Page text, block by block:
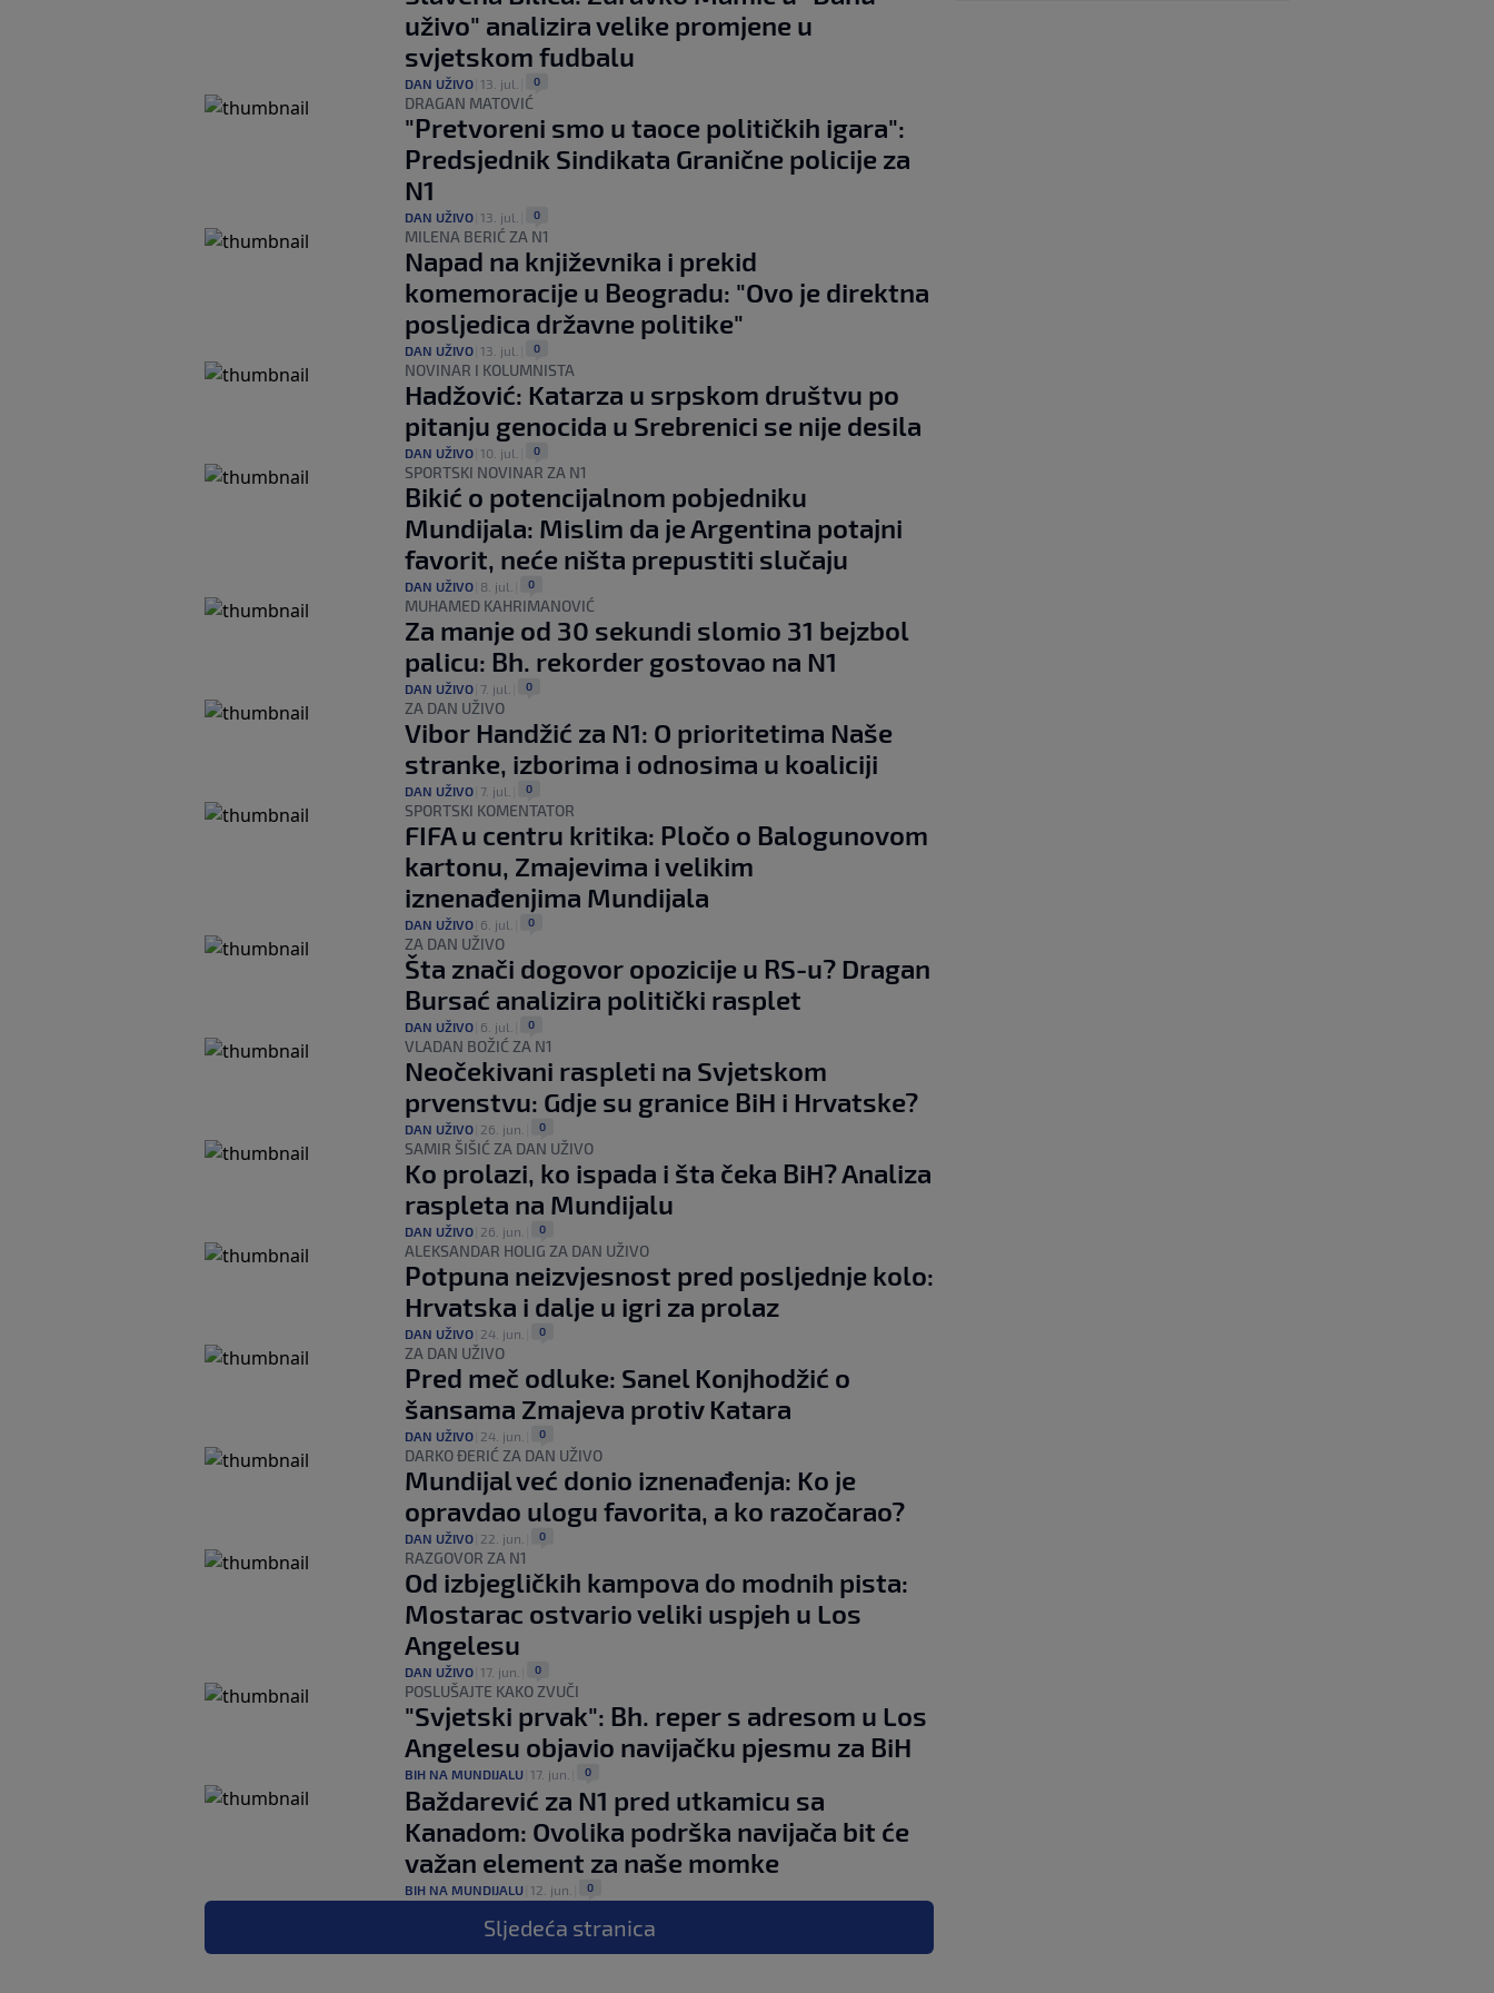
uživo" analizira velike promjene u
svjetskom fudbalu
DAN UŽIVO 13. jul. 0
DRAGAN MATOVIĆ
"Pretvoreni smo u taoce političkih igara":
Predsjednik Sindikata Granične policije za
N1
DAN UŽIVO 13. jul. 0
MILENA BERIĆ ZA N1
Napad na književnika i prekid
komemoracije u Beogradu: "Ovo je direktna
posljedica državne politike"
DAN UŽIVO 13. jul. 0
NOVINAR I KOLUMNISTA
Hadžović: Katarza u srpskom društvu po
pitanju genocida u Srebrenici se nije desila
DAN UŽIVO 10. jul. 0
SPORTSKI NOVINAR ZA N1
Bikić o potencijalnom pobjedniku
Mundijala: Mislim da je Argentina potajni
favorit, neće ništa prepustiti slučaju
DAN UŽIVO 8. jul. 0
MUHAMED KAHRIMANOVIĆ
Za manje od 30 sekundi slomio 31 bejzbol
palicu: Bh. rekorder gostovao na N1
DAN UŽIVO 7. jul. 0
ZA DAN UŽIVO
Vibor Handžić za N1: O prioritetima Naše
stranke, izborima i odnosima u koaliciji
DAN UŽIVO 7. jul. 0
SPORTSKI KOMENTATOR
FIFA u centru kritika: Pločo o Balogunovom
kartonu, Zmajevima i velikim
iznenađenjima Mundijala
DAN UŽIVO 6. jul. 0
ZA DAN UŽIVO
Šta znači dogovor opozicije u RS-u? Dragan
Bursać analizira politički rasplet
DAN UŽIVO 6. jul. 0
VLADAN BOŽIĆ ZA N1
Neočekivani raspleti na Svjetskom
prvenstvu: Gdje su granice BiH i Hrvatske?
DAN UŽIVO 26. jun. 0
SAMIR ŠIŠIĆ ZA DAN UŽIVO
Ko prolazi, ko ispada i šta čeka BiH? Analiza
raspleta na Mundijalu
DAN UŽIVO 26. jun. 0
ALEKSANDAR HOLIG ZA DAN UŽIVO
Potpuna neizvjesnost pred posljednje kolo:
Hrvatska i dalje u igri za prolaz
DAN UŽIVO 24. jun. 0
ZA DAN UŽIVO
Pred meč odluke: Sanel Konjhodžić o
šansama Zmajeva protiv Katara
DAN UŽIVO 24. jun. 0
DARKO ĐERIĆ ZA DAN UŽIVO
Mundijal već donio iznenađenja: Ko je
opravdao ulogu favorita, a ko razočarao?
DAN UŽIVO 22. jun. 0
RAZGOVOR ZA N1
Od izbjegličkih kampova do modnih pista:
Mostarac ostvario veliki uspjeh u Los
Angelesu
DAN UŽIVO 17. jun. 0
POSLUŠAJTE KAKO ZVUČI
"Svjetski prvak": Bh. reper s adresom u Los
Angelesu objavio navijačku pjesmu za BiH
BIH NA MUNDIJALU 17. jun. 0
Baždarević za N1 pred utkamicu sa
Kanadom: Ovolika podrška navijača bit će
važan element za naše momke
BIH NA MUNDIJALU 12. jun. 0
Sljedeća stranica